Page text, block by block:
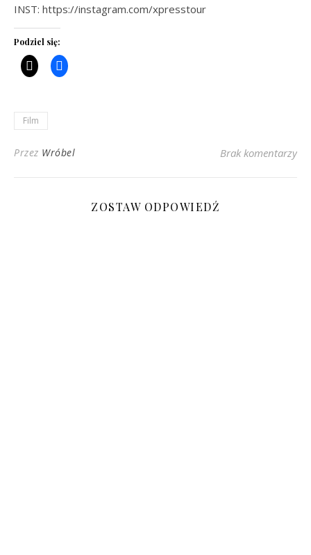
INST: https://instagram.com/xpresstour
Podziel się:
Film
Przez Wróbel Brak komentarzy
ZOSTAW ODPOWIEDŹ